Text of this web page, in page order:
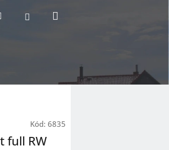
Hledat Přihlášení
Kód: 6835
full RW